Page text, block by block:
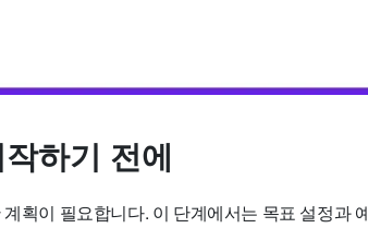
하기 전에
획이 필요합니다. 이 단계에서는 목표 설정과